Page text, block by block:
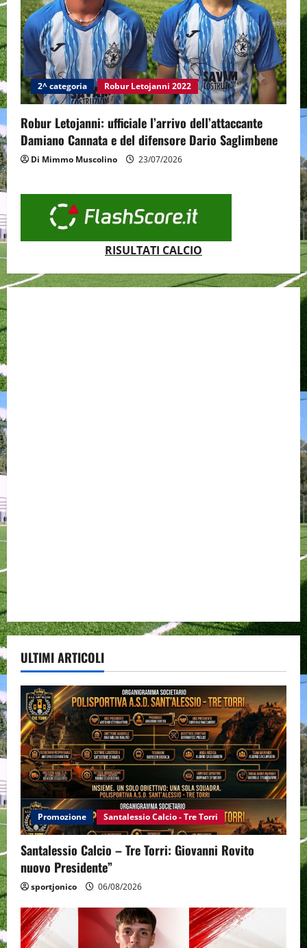
2^ categoria Robur Letojanni 2022
Robur Letojanni: ufficiale l’arrivo dell’attaccante
Damiano Cannata e del difensore Dario Saglimbene
Di Mimmo Muscolino 23/07/2026
RISULTATI CALCIO
ULTIMI ARTICOLI
Promozione Santalessio Calcio - Tre Torri
Santalessio Calcio – Tre Torri: Giovanni Rovito
nuovo Presidente”
sportjonico 06/08/2026